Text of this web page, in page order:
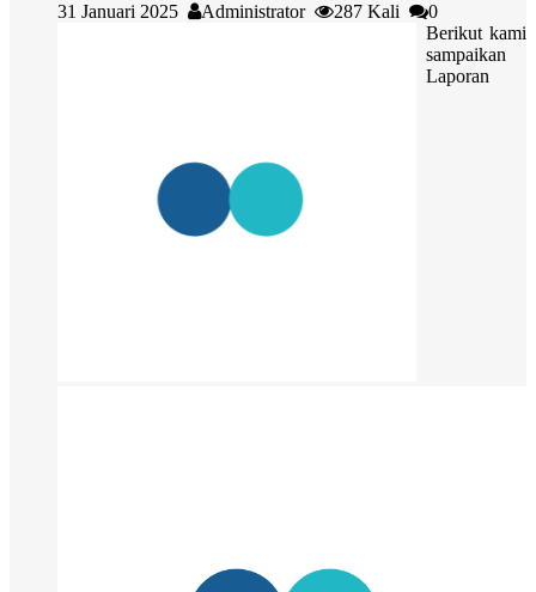
31 Januari 2025 Administrator 287 Kali
0
Berikut kami
sampaikan
Laporan